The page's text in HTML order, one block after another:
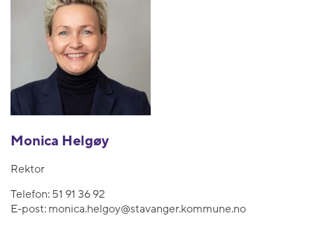
Monica Helgøy
Rektor
Telefon: 51 91 36 92
E-post: monica.helgoy@stavanger.kommune.no